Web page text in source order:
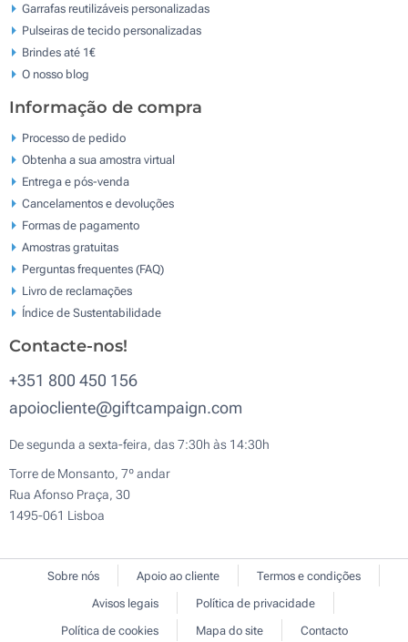
Garrafas reutilizáveis personalizadas
Pulseiras de tecido personalizadas
Brindes até 1€
O nosso blog
Informação de compra
Processo de pedido
Obtenha a sua amostra virtual
Entrega e pós-venda
Cancelamentos e devoluções
Formas de pagamento
Amostras gratuitas
Perguntas frequentes (FAQ)
Livro de reclamaçōes
Índice de Sustentabilidade
Contacte-nos!
+351 800 450 156
apoiocliente@giftcampaign.com
De segunda a sexta-feira, das 7:30h às 14:30h
Torre de Monsanto, 7º andar
Rua Afonso Praça, 30
1495-061 Lisboa
Sobre nós Apoio ao cliente
Termos e condições
Avisos legais
Política de privacidade
Política de cookies
Mapa do site Contacto